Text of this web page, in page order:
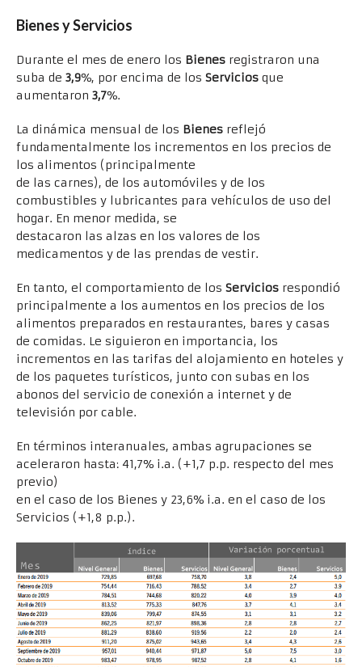
Bienes y Servicios
Durante el mes de enero los Bienes registraron una
suba de 3,9%, por encima de los Servicios que
aumentaron 3,7%.
La dinámica mensual de los Bienes reflejó
fundamentalmente los incrementos en los precios de
los alimentos (principalmente
de las carnes), de los automóviles y de los
combustibles y lubricantes para vehículos de uso del
hogar. En menor medida, se
destacaron las alzas en los valores de los
medicamentos y de las prendas de vestir.
En tanto, el comportamiento de los Servicios respondió
principalmente a los aumentos en los precios de los
alimentos preparados en restaurantes, bares y casas
de comidas. Le siguieron en importancia, los
incrementos en las tarifas del alojamiento en hoteles y
de los paquetes turísticos, junto con subas en los
abonos del servicio de conexión a internet y de
televisión por cable.
En términos interanuales, ambas agrupaciones se
aceleraron hasta: 41,7% i.a. (+1,7 p.p. respecto del mes
previo)
en el caso de los Bienes y 23,6% i.a. en el caso de los
Servicios (+1,8 p.p.).